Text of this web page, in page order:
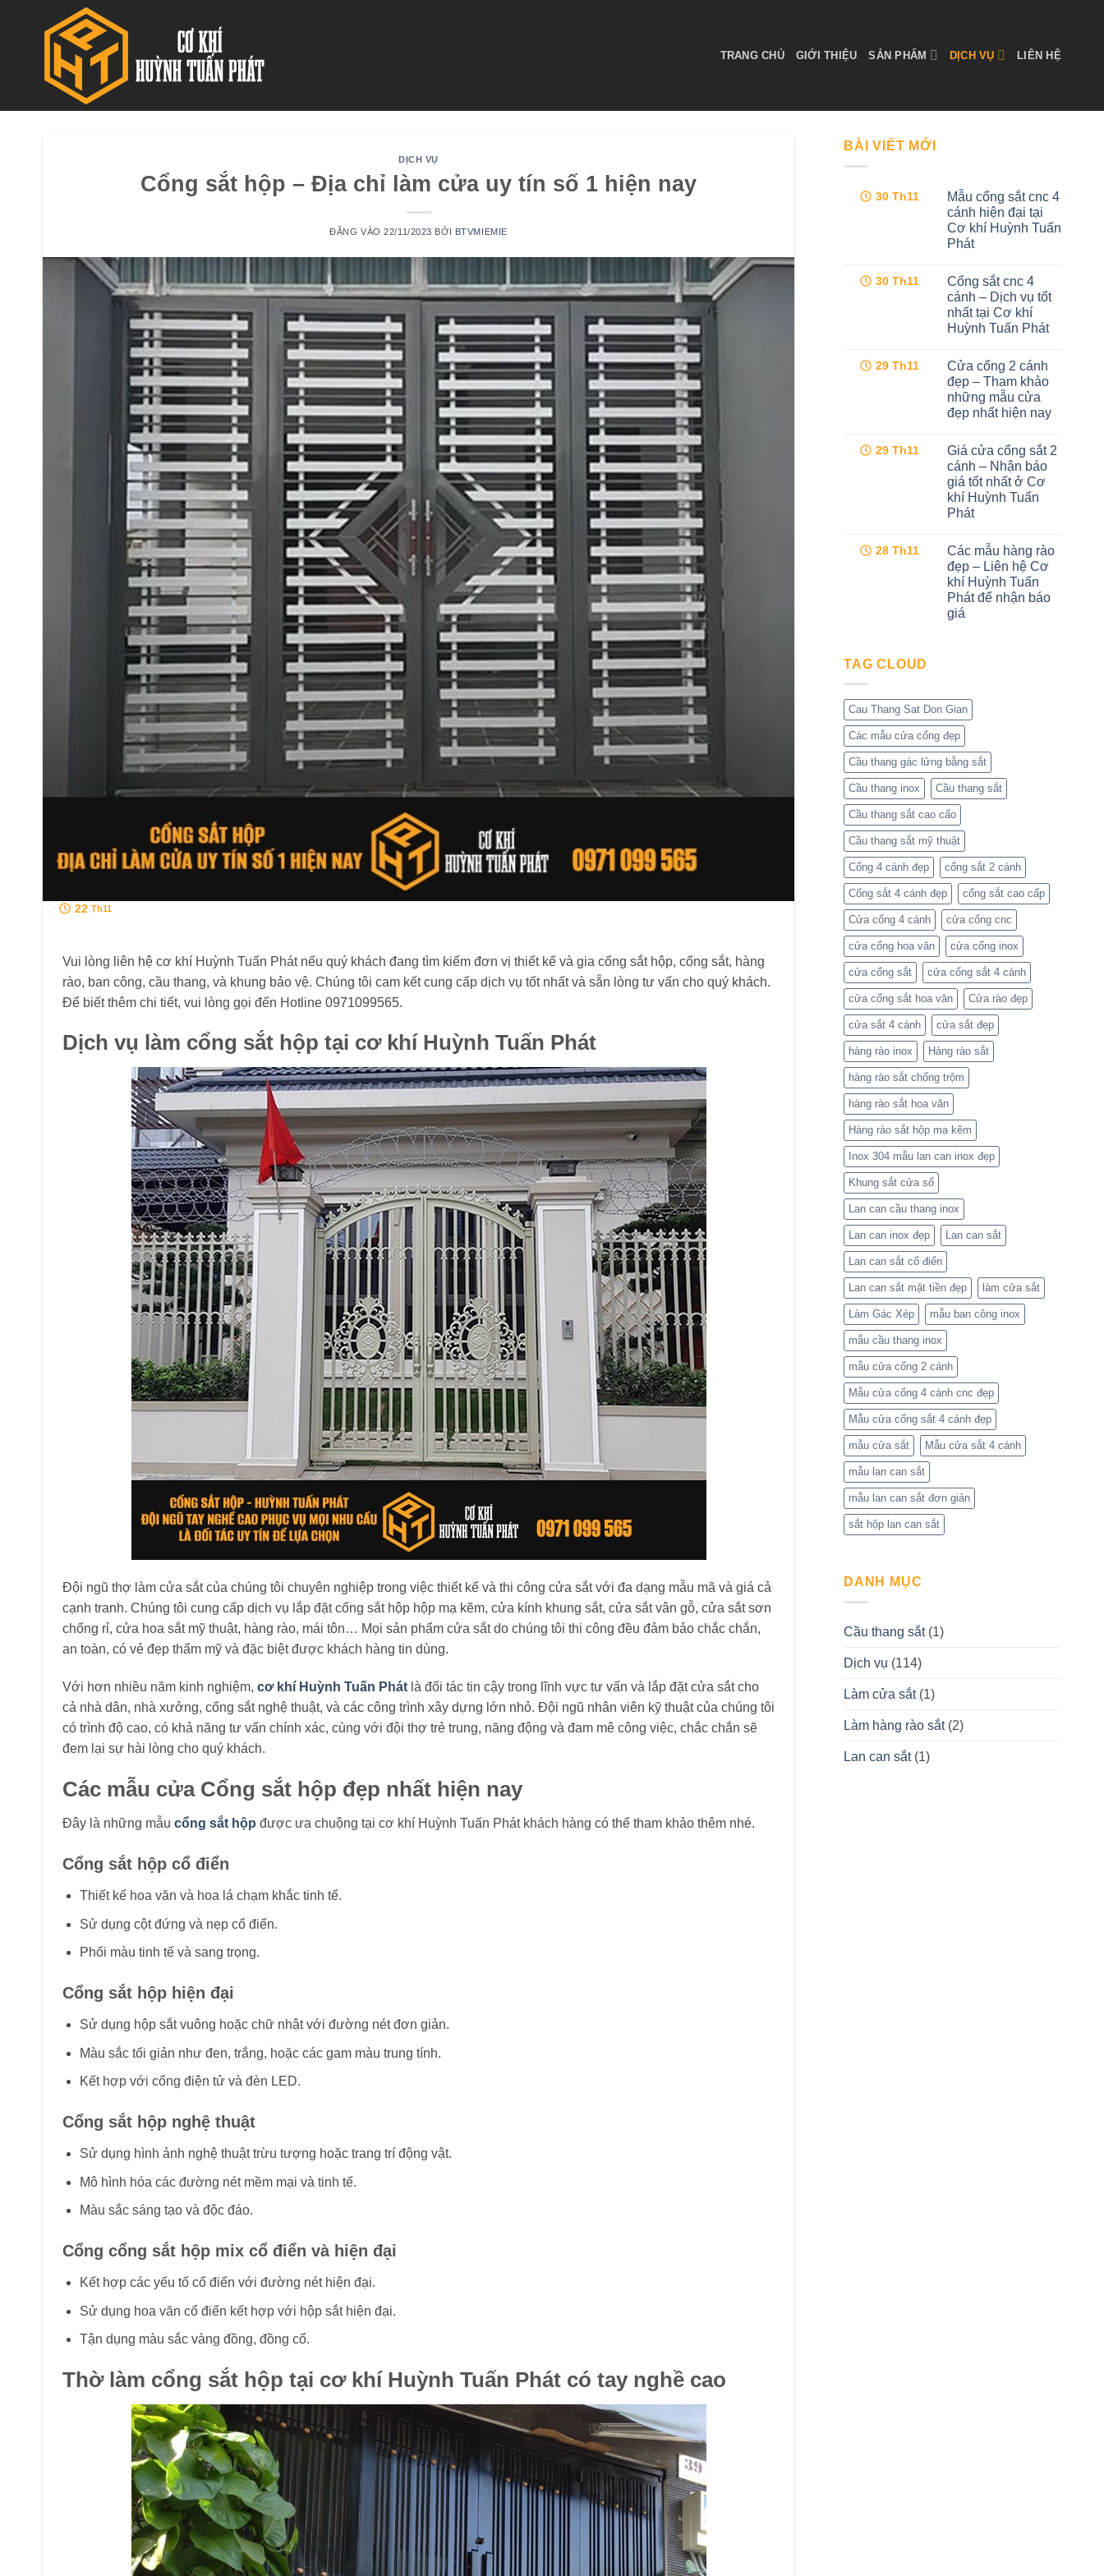
TRANG CHỦ GIỚI THIỆU SẢN PHẨM DỊCH VỤ LIÊN HỆ
DỊCH VỤ
Cổng sắt hộp – Địa chỉ làm cửa uy tín số 1 hiện nay
ĐĂNG VÀO22/11/2023 BỞI BTVMIEMIE
22 Th11
Vui lòng liên hệ cơ khí Huỳnh Tuấn Phát nếu quý khách đang tìm kiếm đơn vị thiết kế và gia cổng sắt hộp, cổng sắt, hàng
rào, ban công, cầu thang, và khung bảo vệ. Chúng tôi cam kết cung cấp dịch vụ tốt nhất và sẵn lòng tư vấn cho quý khách.
Để biết thêm chi tiết, vui lòng gọi đến Hotline 0971099565.
Dịch vụ làm cổng sắt hộp tại cơ khí Huỳnh Tuấn Phát
Đội ngũ thợ làm cửa sắt của chúng tôi chuyên nghiệp trong việc thiết kế và thi công cửa sắt với đa dạng mẫu mã và giá cả
cạnh tranh. Chúng tôi cung cấp dịch vụ lắp đặt cổng sắt hộp hộp mạ kẽm, cửa kính khung sắt, cửa sắt vân gỗ, cửa sắt sơn
chống rỉ, cửa hoa sắt mỹ thuật, hàng rào, mái tôn… Mọi sản phẩm cửa sắt do chúng tôi thi công đều đảm bảo chắc chắn,
an toàn, có vẻ đẹp thẩm mỹ và đặc biệt được khách hàng tin dùng.
Với hơn nhiều năm kinh nghiệm, cơ khí Huỳnh Tuấn Phát là đối tác tin cậy trong lĩnh vực tư vấn và lắp đặt cửa sắt cho
cả nhà dân, nhà xưởng, cổng sắt nghệ thuật, và các công trình xây dựng lớn nhỏ. Đội ngũ nhân viên kỹ thuật của chúng tôi
có trình độ cao, có khả năng tư vấn chính xác, cùng với đội thợ trẻ trung, năng động và đam mê công việc, chắc chắn sẽ
đem lại sự hài lòng cho quý khách.
Các mẫu cửa Cổng sắt hộp đẹp nhất hiện nay
Đây là những mẫu cổng sắt hộp được ưa chuộng tại cơ khí Huỳnh Tuấn Phát khách hàng có thể tham khảo thêm nhé.
Cổng sắt hộp cổ điển
Thiết kế hoa văn và hoa lá chạm khắc tinh tế.
Sử dụng cột đứng và nẹp cổ điển.
Phối màu tinh tế và sang trọng.
Cổng sắt hộp hiện đại
Sử dụng hộp sắt vuông hoặc chữ nhật với đường nét đơn giản.
Màu sắc tối giản như đen, trắng, hoặc các gam màu trung tính.
Kết hợp với cổng điện tử và đèn LED.
Cổng sắt hộp nghệ thuật
Sử dụng hình ảnh nghệ thuật trừu tượng hoặc trang trí động vật.
Mô hình hóa các đường nét mềm mại và tinh tế.
Màu sắc sáng tạo và độc đáo.
Cổng cổng sắt hộp mix cổ điển và hiện đại
Kết hợp các yếu tố cổ điển với đường nét hiện đại.
Sử dụng hoa văn cổ điển kết hợp với hộp sắt hiện đại.
Tận dụng màu sắc vàng đồng, đồng cổ.
Thờ làm cổng sắt hộp tại cơ khí Huỳnh Tuấn Phát có tay nghề cao
BÀI VIẾT MỚI
30 Th11
Mẫu cổng sắt cnc 4
cánh hiện đại tại
Cơ khí Huỳnh Tuấn
Phát
bình
luận
ở
Mẫu
cổng
sắt
cánh
hiện
đại
tại
Cơ
khí
Phát
30 Th11
Cổng sắt cnc 4
cánh – Dịch vụ tốt
nhất tại Cơ khí
Huỳnh Tuấn Phát
bình
luận
ở
Cổng
sắt
cnc
–
Dịch
vụ
tốt
nhất
tại
Cơ
Tuấn
Phát
29 Th11
Cửa cổng 2 cánh
đẹp – Tham khảo
những mẫu cửa
đẹp nhất hiện nay
bình
luận
ở
Cửa
cổng
2
cánh
Tham
khảo
những
mẫu
cửa
đẹp
nhất
hiện
29 Th11
Giá cửa cổng sắt 2
cánh – Nhận báo
giá tốt nhất ở Cơ
khí Huỳnh Tuấn
Phát
bình
luận
ở
Giá
cửa
cổng
sắt
nhất
ở
Cơ
khí
Huỳnh
Tuấn
Phát
28 Th11
Các mẫu hàng rào
đẹp – Liên hệ Cơ
khí Huỳnh Tuấn
Phát để nhận báo
giá
hàng
rào
đẹp
–
Liên
hệ
Cơ
khí
Huỳnh
Tuấn
Phát
để
nhận
báo
giá
TAG CLOUD
Cau Thang Sat Don Gian
Các mẫu cửa cổng đẹp
Cầu thang gác lửng bằng sắt
Cầu thang inox Cầu thang sắt
Cầu thang sắt cao cấo
Cầu thang sắt mỹ thuật
Cổng 4 cánh đẹp cổng sắt 2 cánh
Cổng sắt 4 cánh đẹp cổng sắt cao cấp
Cửa cổng 4 cánh cửa cổng cnc
cửa cổng hoa văn cửa cổng inox
cửa cổng sắt cửa cổng sắt 4 cánh
cửa cổng sắt hoa văn Cửa rào đẹp
cửa sắt 4 cánh cửa sắt đẹp
hàng rào inox Hàng rào sắt
hàng rào sắt chống trộm
hàng rào sắt hoa văn
Hàng rào sắt hộp mạ kẽm
Inox 304 mẫu lan can inox đẹp
Khung sắt cửa sổ
Lan can cầu thang inox
Lan can inox đẹp Lan can sắt
Lan can sắt cổ điển
Lan can sắt mặt tiền đẹp làm cửa sắt
Làm Gác Xép mẫu ban công inox
mẫu cầu thang inox
mẫu cửa cổng 2 cánh
Mẫu cửa cổng 4 cánh cnc đẹp
Mẫu cửa cổng sắt 4 cánh đẹp
mẫu cửa sắt Mẫu cửa sắt 4 cánh
mẫu lan can sắt
mẫu lan can sắt đơn giản
sắt hộp lan can sắt
DANH MỤC
Cầu thang sắt(1)
Dịch vụ (114)
Làm cửa sắt(1)
Làm hàng rào sắt(2)
Lan can sắt(1)